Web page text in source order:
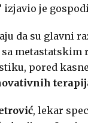
izjavio je
da su glavni
metastatskim
pored
, lekar